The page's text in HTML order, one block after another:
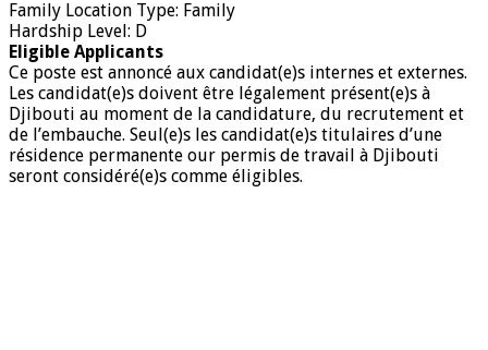
Family Location Type: Family
Hardship Level: D
Eligible Applicants
Ce poste est annoncé aux candidat(e)s internes et externes.
Les candidat(e)s doivent être légalement présent(e)s à
Djibouti au moment de la candidature, du recrutement et
de l’embauche. Seul(e)s les candidat(e)s titulaires d’une
résidence permanente our permis de travail à Djibouti
seront considéré(e)s comme éligibles.